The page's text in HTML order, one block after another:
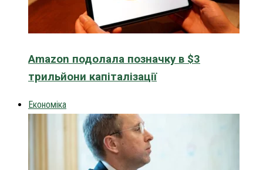
Amazon подолала позначку в $3
трильйони капіталізації
Економіка